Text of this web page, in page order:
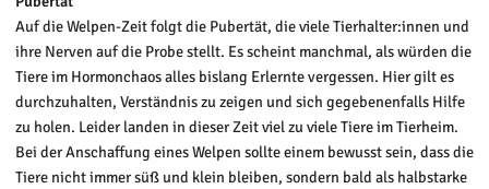
Auf die Welpen-Zeit folgt die Pubertät, die viele Tierhalter:innen und
ihre Nerven auf die Probe stellt. Es scheint manchmal, als würden die
Tiere im Hormonchaos alles bislang Erlernte vergessen. Hier gilt es
durchzuhalten, Verständnis zu zeigen und sich gegebenenfalls Hilfe
zu holen. Leider landen in dieser Zeit viel zu viele Tiere im Tierheim.
Bei der Anschaffung eines Welpen sollte einem bewusst sein, dass die
Tiere nicht immer süß und klein bleiben, sondern bald als halbstarke